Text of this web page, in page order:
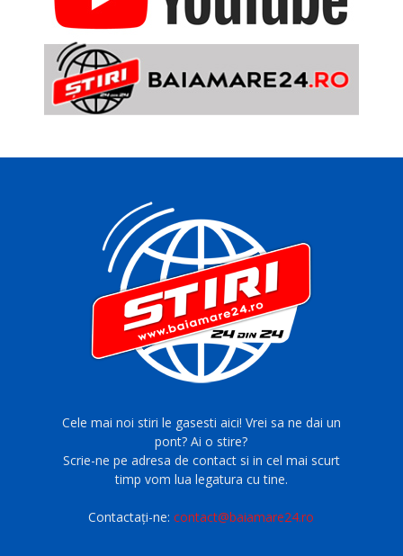
Cele mai noi stiri le gasesti aici! Vrei sa ne dai un
pont? Ai o stire?
Scrie-ne pe adresa de contact si in cel mai scurt
timp vom lua legatura cu tine.
Contactați-ne:contact@baiamare24.ro